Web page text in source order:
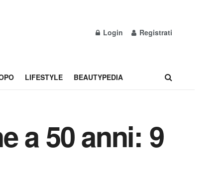
Login Registrati
LIFESTYLE BEAUTYPEDIA
a 50 anni: 9